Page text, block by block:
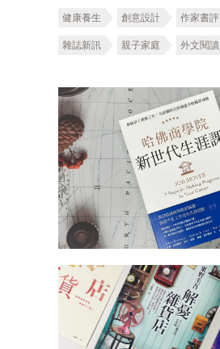
健康養生 創意設計 作家書評
雜誌新訊 親子家庭 外文閱讀